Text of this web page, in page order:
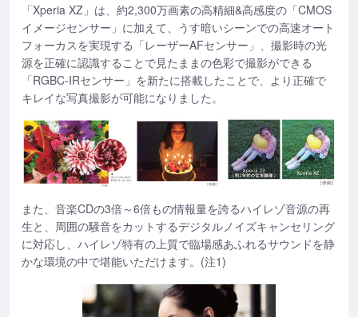
「Xperia XZ」は、約2,300万画素の高精細&高感度の「CMOS
イメージセンサー」に加えて、うす暗いシーンでの高速オート
フォーカスを実現する「レーザーAFセンサー」、撮影時の光
源を正確に認識することで見たままの色彩で撮影ができる
「RGBC-IRセンサー」を新たに搭載したことで、より正確で
キレイな写真撮影が可能になりました。
また、音楽CDの3倍～6倍もの情報量を誇るハイレゾ音源の再
生と、周囲の騒音をカットするデジタルノイズキャンセリング
に対応し、ハイレゾ特有の上質で臨場感あふれるサウンドを静
かな環境の中で堪能いただけます。(注1)